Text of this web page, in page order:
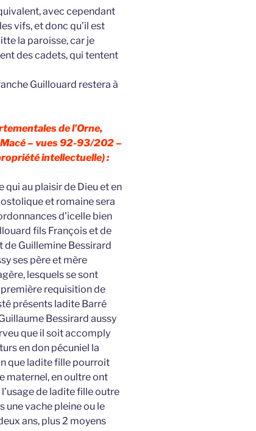
avec cependant
vifs, et donc qu’il est
la paroisse, car je
des cadets, qui tentent
Guillouard restera à
de l’Orne,
– vues 92-93/202 –
intellectuelle) :
au plaisir de Dieu et en
et romaine sera
d’icelle bien
fils François et de
de Guillemine Bessirard
ses père et mère
lesquels se sont
première requisition de
présents ladite Barré
Bessirard aussy
que il soit accomply
en don pécuniel la
que ladite fille pourroit
maternel, en oultre ont
de ladite fille outre
une vache pleine ou le
ans, plus 2 moyens